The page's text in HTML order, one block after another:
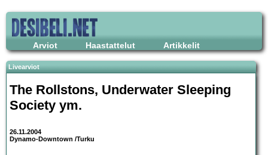
Arviot Haastattelut Artikkelit
Livearviot
The Rollstons, Underwater Sleeping
Society ym.
26.11.2004
Dynamo-Downtown /Turku